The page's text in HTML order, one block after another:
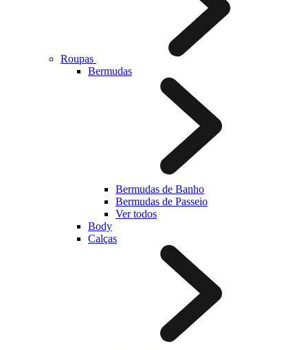
Roupas
Bermudas
Bermudas de Banho
Bermudas de Passeio
Ver todos
Body
Calças